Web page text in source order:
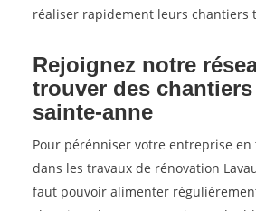
réaliser rapidement leurs chantiers
Rejoignez notre
trouver des
sainte-anne
Pour pérénniser votre entreprise
dans les travaux de rénovation
faut pouvoir alimenter